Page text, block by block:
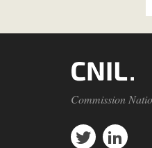
Commission